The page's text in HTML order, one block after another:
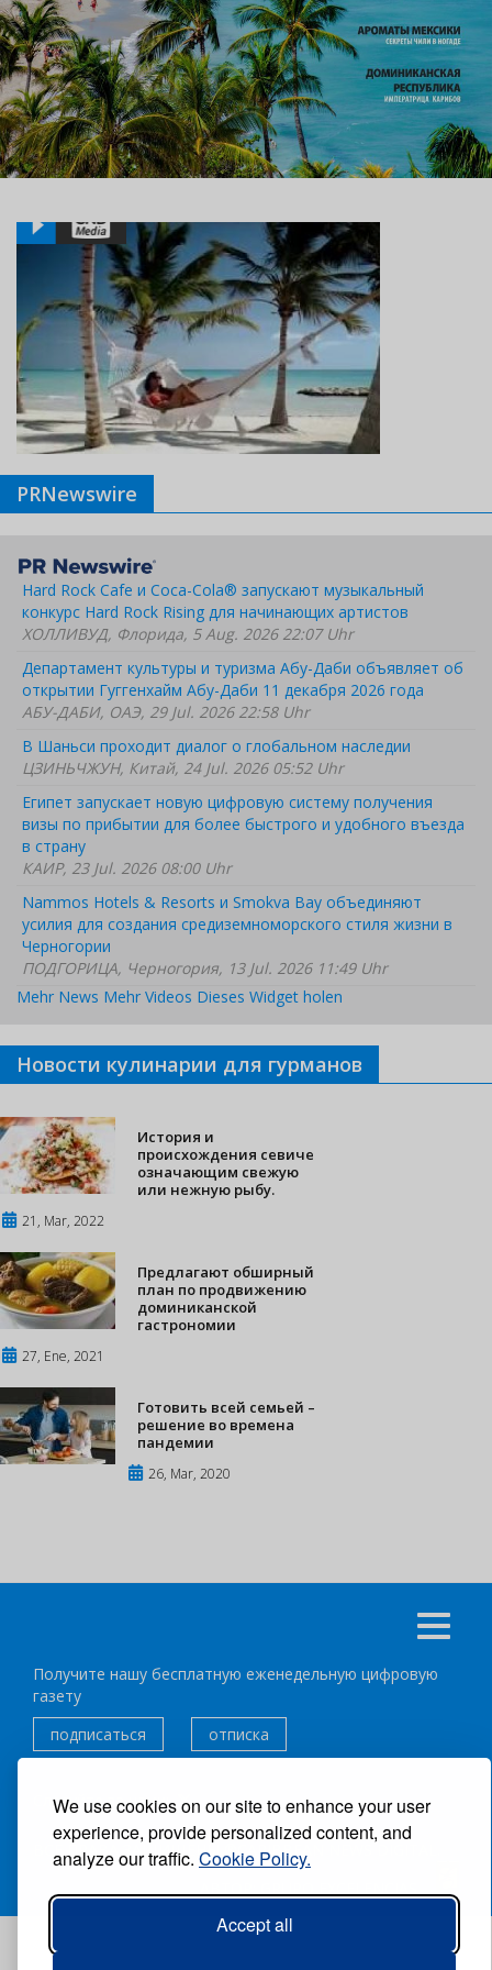
We use cookies on our site to enhance your user
experience, provide personalized content, and
analyze our traffic. Cookie Policy.
Accept all
PRNewswire
Hard Rock Cafe и Coca-Cola® запускают музыкальный
конкурс Hard Rock Rising для начинающих артистов
ХОЛЛИВУД, Флорида, 5 Aug. 2026 22:07 Uhr
Департамент культуры и туризма Абу-Даби объявляет об
открытии Гуггенхайм Абу-Даби 11 декабря 2026 года
АБУ-ДАБИ, ОАЭ, 29 Jul. 2026 22:58 Uhr
В Шаньси проходит диалог о глобальном наследии
ЦЗИНЬЧЖУН, Китай, 24 Jul. 2026 05:52 Uhr
Египет запускает новую цифровую систему получения
визы по прибытии для более быстрого и удобного въезда
в страну
КАИР, 23 Jul. 2026 08:00 Uhr
Nammos Hotels & Resorts и Smokva Bay объединяют
усилия для создания средиземноморского стиля жизни в
Черногории
ПОДГОРИЦА, Черногория, 13 Jul. 2026 11:49 Uhr
Mehr News Mehr Videos Dieses Widget holen
Новости кулинарии для гурманов
История и
происхождения севиче
означающим свежую
или нежную рыбу.
21, Mar, 2022
Предлагают обширный
план по продвижению
доминиканской
гастрономии
27, Ene, 2021
Готовить всей семьей –
решение во времена
пандемии
26, Mar, 2020
Получите нашу бесплатную еженедельную цифровую
газету
подписаться
отписка
Следуйте за нами:
ВСЕ ПРАВА ЗАЩИЩЕНЫ ®CARIBBEAN NEWS DIGITAL.